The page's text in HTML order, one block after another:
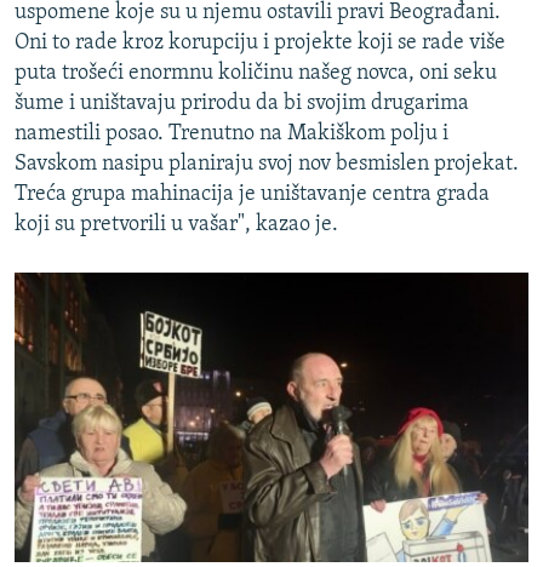
uspomene koje su u njemu ostavili pravi Beograđani.
Oni to rade kroz korupciju i projekte koji se rade više
puta trošeći enormnu količinu našeg novca, oni seku
šume i uništavaju prirodu da bi svojim drugarima
namestili posao. Trenutno na Makiškom polju i
Savskom nasipu planiraju svoj nov besmislen projekat.
Treća grupa mahinacija je uništavanje centra grada
koji su pretvorili u vašar", kazao je.